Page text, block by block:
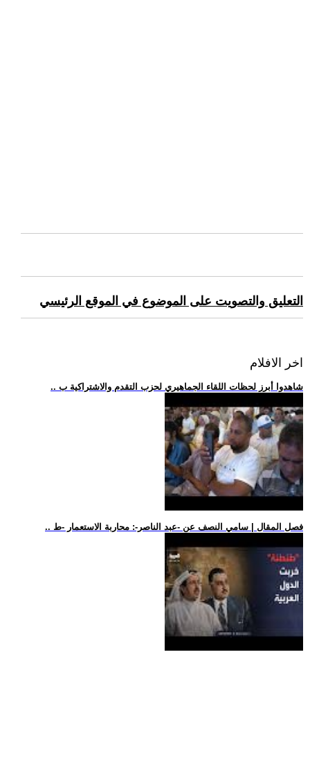
التعليق والتصويت على الموضوع في الموقع الرئيسي
اخر الافلام
.. شاهدوا أبرز لحظات اللقاء الجماهيري لحزب التقدم والاشتراكية ب
.. فصل المقال | سامي النصف عن -عبد الناصر-: محاربة الاستعمار -ط